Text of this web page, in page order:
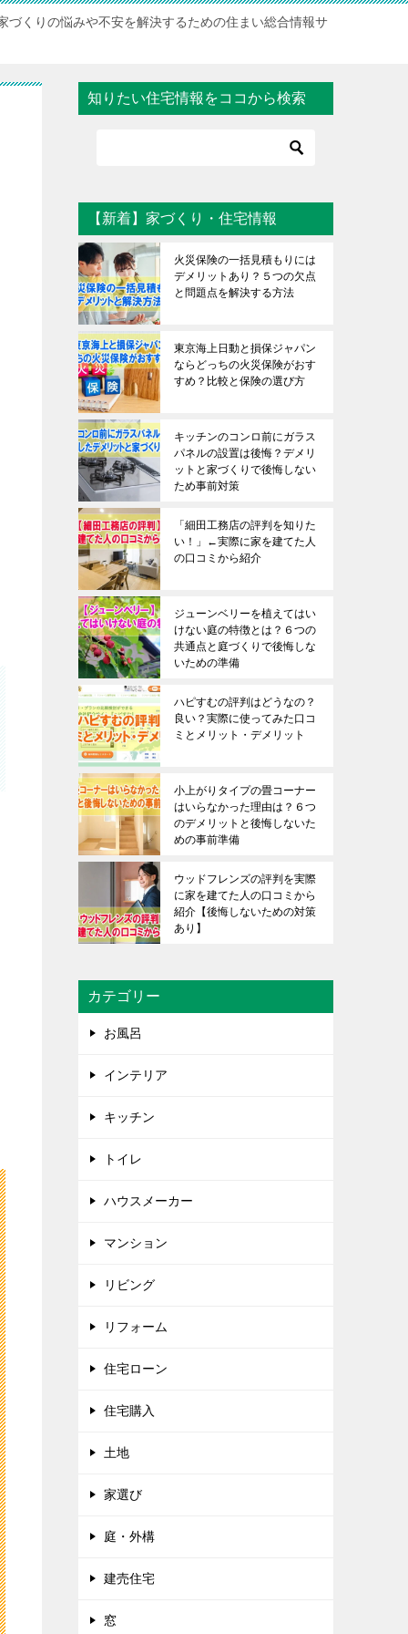
づくりの悩みや不安を解決するための住まい総合情報サ
知りたい住宅情報をココから検索
【新着】家づくり・住宅情報
火災保険の一括見積もりには
デメリットあり？５つの欠点
と問題点を解決する方法
東京海上日動と損保ジャパン
ならどっちの火災保険がおす
すめ？比較と保険の選び方
キッチンのコンロ前にガラス
パネルの設置は後悔？デメリ
ットと家づくりで後悔しない
ため事前対策
「細田工務店の評判を知りた
い！」←実際に家を建てた人
の口コミから紹介
ジューンベリーを植えてはい
けない庭の特徴とは？６つの
共通点と庭づくりで後悔しな
いための準備
ハピすむの評判はどうなの？
良い？実際に使ってみた口コ
ミとメリット・デメリット
小上がりタイプの畳コーナー
はいらなかった理由は？６つ
のデメリットと後悔しないた
めの事前準備
ウッドフレンズの評判を実際
に家を建てた人の口コミから
紹介【後悔しないための対策
あり】
カテゴリー
お風呂
インテリア
キッチン
トイレ
ハウスメーカー
マンション
リビング
リフォーム
住宅ローン
住宅購入
土地
家選び
庭・外構
建売住宅
窓